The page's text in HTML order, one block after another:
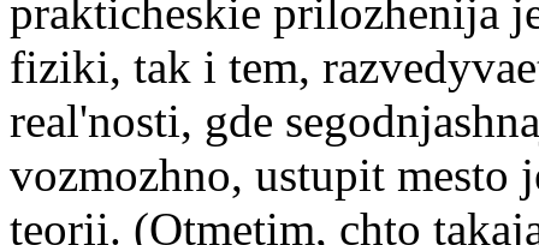
prakticheskie prilozhenija
fiziki, tak i tem,
real'nosti, gde
vozmozhno, ustupit mesto
teorii. (Otmetim, chto